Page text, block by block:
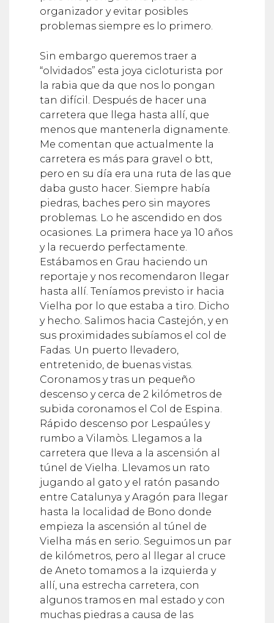
organizador y evitar posibles
problemas siempre es lo primero.
Sin embargo queremos traer a
“olvidados” esta joya cicloturista por
la rabia que da que nos lo pongan
tan difícil. Después de hacer una
carretera que llega hasta allí, que
menos que mantenerla dignamente.
Me comentan que actualmente la
carretera es más para gravel o btt,
pero en su día era una ruta de las que
daba gusto hacer. Siempre había
piedras, baches pero sin mayores
problemas. Lo he ascendido en dos
ocasiones. La primera hace ya 10 años
y la recuerdo perfectamente.
Estábamos en Grau haciendo un
reportaje y nos recomendaron llegar
hasta allí. Teníamos previsto ir hacia
Vielha por lo que estaba a tiro. Dicho
y hecho. Salimos hacia Castejón, y en
sus proximidades subíamos el col de
Fadas. Un puerto llevadero,
entretenido, de buenas vistas.
Coronamos y tras un pequeño
descenso y cerca de 2 kilómetros de
subida coronamos el Col de Espina.
Rápido descenso por Lespaúles y
rumbo a Vilamòs. Llegamos a la
carretera que lleva a la ascensión al
túnel de Vielha. Llevamos un rato
jugando al gato y el ratón pasando
entre Catalunya y Aragón para llegar
hasta la localidad de Bono donde
empieza la ascensión al túnel de
Vielha más en serio. Seguimos un par
de kilómetros, pero al llegar al cruce
de Aneto tomamos a la izquierda y
allí, una estrecha carretera, con
algunos tramos en mal estado y con
muchas piedras a causa de las